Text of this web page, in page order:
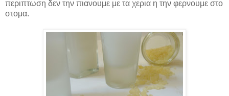
περιπτωση δεν την πιανουμε με τα χερια η την φερνουμε στο
στομα.